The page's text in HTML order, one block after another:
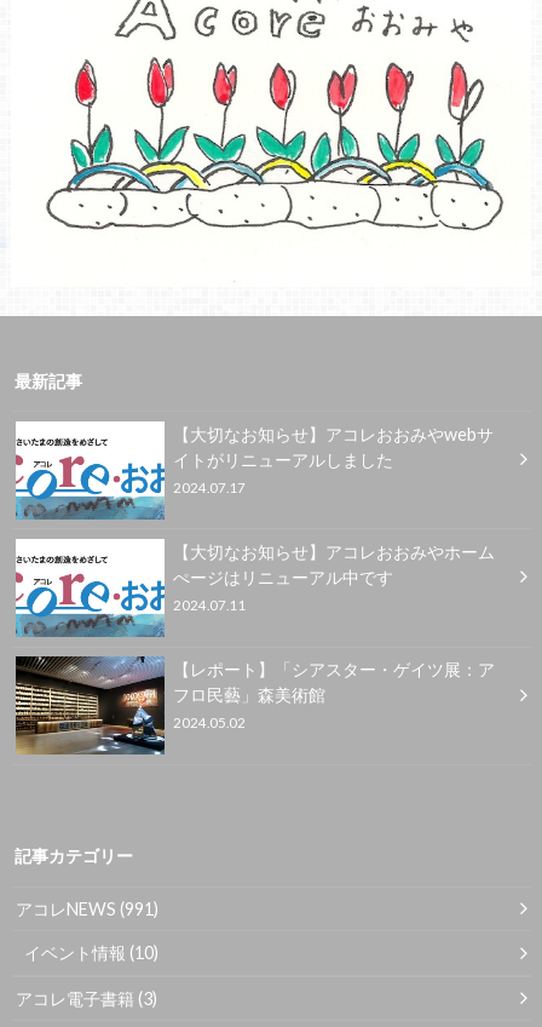
最新記事
【大切なお知らせ】アコレおおみやwebサ
イトがリニューアルしました
2024.07.17
【大切なお知らせ】アコレおおみやホーム
ぺージはリニューアル中です
2024.07.11
【レポート】「シアスター・ゲイツ展：ア
フロ民藝」森美術館
2024.05.02
記事カテゴリー
アコレNEWS (991)
イベント情報 (10)
アコレ電子書籍 (3)